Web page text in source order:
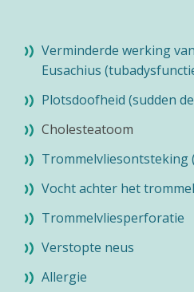
Verminderde werking
Eusachius
Plotsdoofheid (sudden
Cholesteatoom
Trommelvliesontsteking
Vocht achter het
Trommelvliesperforatie
Verstopte neus
Allergie